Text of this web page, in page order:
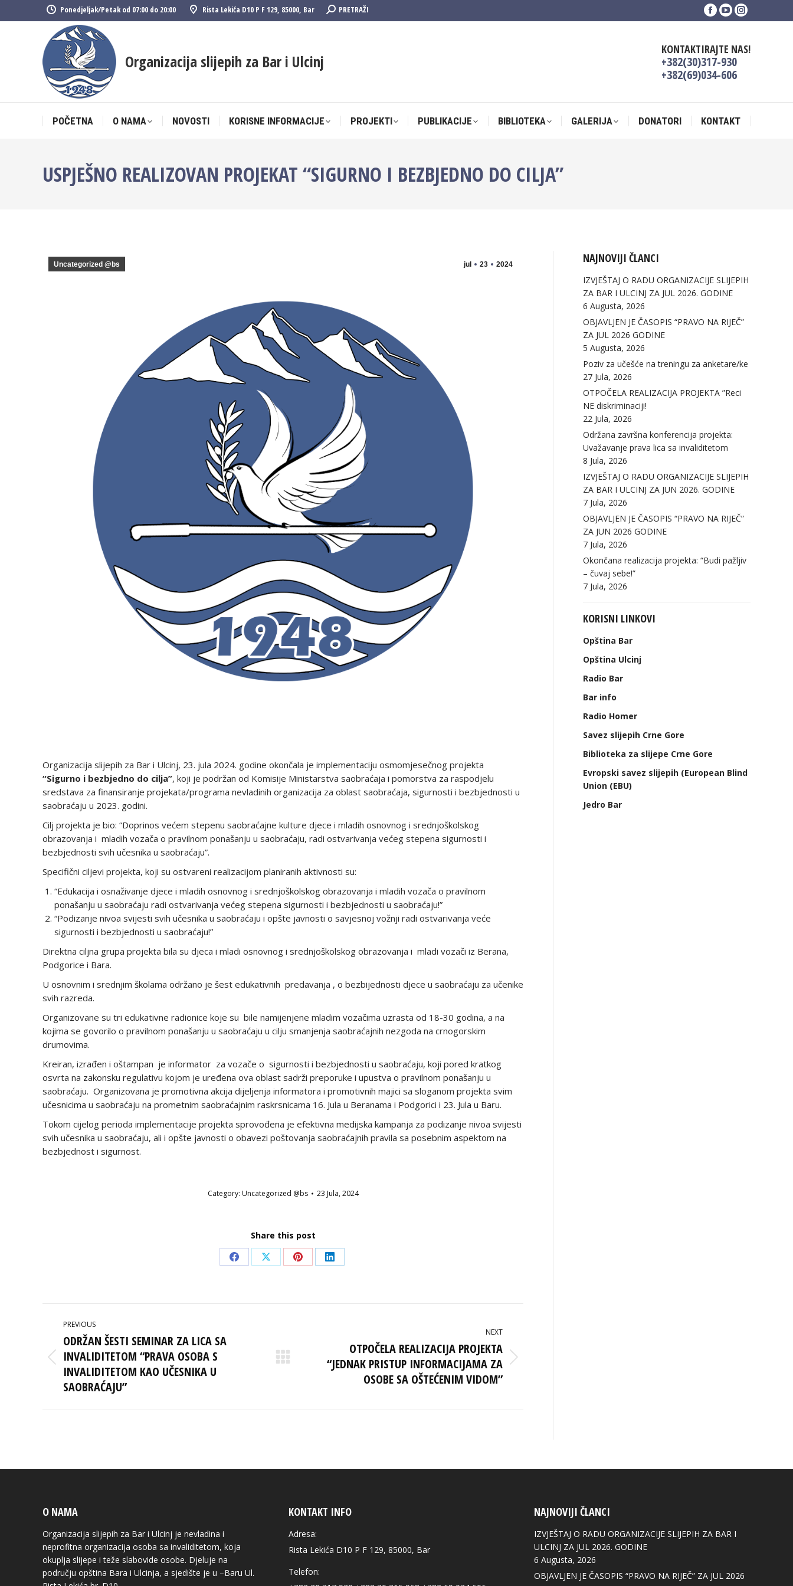
Ponedjeljak/Petak od 07:00 do 20:00 Rista Lekića D10 P F 129, 85000, Bar Search:PRETRAŽI
Facebook
in
new
window
YouTube
in
new
window
Instagram
in
Organizacija slijepih za Bar i Ulcinj
KONTAKTIRAJTE NAS!
+382(30)317-930
+382(69)034-606
POČETNA O NAMA NOVOSTI KORISNE INFORMACIJE PROJEKTI PUBLIKACIJE BIBLIOTEKA GALERIJA DONATORI KONTAKT
USPJEŠNO REALIZOVAN PROJEKAT “SIGURNO I BEZBJEDNO DO CILJA”
jul 23 2024
Uncategorized @bs
Organizacija slijepih za Bar i Ulcinj, 23. jula 2024. godine okončala je implementaciju osmomjesečnog projekta
“Sigurno i bezbjedno do cilja”, koji je podržan od Komisije Ministarstva saobraćaja i pomorstva za raspodjelu
sredstava za finansiranje projekata/programa nevladinih organizacija za oblast saobraćaja, sigurnosti i bezbjednosti u
saobraćaju u 2023. godini.
Cilj projekta je bio: “Doprinos većem stepenu saobraćajne kulture djece i mladih osnovnog i srednjoškolskog
obrazovanja i mladih vozača o pravilnom ponašanju u saobraćaju, radi ostvarivanja većeg stepena sigurnosti i
bezbjednosti svih učesnika u saobraćaju”.
Specifični ciljevi projekta, koji su ostvareni realizacijom planiranih aktivnosti su:
“Edukacija i osnaživanje djece i mladih osnovnog i srednjoškolskog obrazovanja i mladih vozača o pravilnom
ponašanju u saobraćaju radi ostvarivanja većeg stepena sigurnosti i bezbjednosti u saobraćaju!”
“Podizanje nivoa svijesti svih učesnika u saobraćaju i opšte javnosti o savjesnoj vožnji radi ostvarivanja veće
sigurnosti i bezbjednosti u saobraćaju!”
Direktna ciljna grupa projekta bila su djeca i mladi osnovnog i srednjoškolskog obrazovanja i mladi vozači iz Berana,
Podgorice i Bara.
U osnovnim i srednjim školama održano je šest edukativnih predavanja , o bezbijednosti djece u saobraćaju za učenike
svih razreda.
Organizovane su tri edukativne radionice koje su bile namijenjene mladim vozačima uzrasta od 18-30 godina, a na
kojima se govorilo o pravilnom ponašanju u saobraćaju u cilju smanjenja saobraćajnih nezgoda na crnogorskim
drumovima.
Kreiran, izrađen i oštampan je informator za vozače o sigurnosti i bezbjednosti u saobraćaju, koji pored kratkog
osvrta na zakonsku regulativu kojom je uređena ova oblast sadrži preporuke i upustva o pravilnom ponašanju u
saobraćaju. Organizovana je promotivna akcija dijeljenja informatora i promotivnih majici sa sloganom projekta svim
učesnicima u saobraćaju na prometnim saobraćajnim raskrsnicama 16. Jula u Beranama i Podgorici i 23. Jula u Baru.
Tokom cijelog perioda implementacije projekta sprovođena je efektivna medijska kampanja za podizanje nivoa svijesti
svih učesnika u saobraćaju, ali i opšte javnosti o obavezi poštovanja saobraćajnih pravila sa posebnim aspektom na
bezbjednost i sigurnost.
Category: Uncategorized @bs 23 Jula, 2024
Share this post
Share
Facebook
Share
X
Share
Pinterest
Share
LinkedIn
POST
NAVIGATION
PREVIOUS
Previous
post:
ODRŽAN ŠESTI SEMINAR ZA LICA SA
INVALIDITETOM “PRAVA OSOBA S
INVALIDITETOM KAO UČESNIKA U
SAOBRAĆAJU”
NEXT
Next
OTPOČELA REALIZACIJA PROJEKTA
“JEDNAK PRISTUP INFORMACIJAMA ZA
OSOBE SA OŠTEĆENIM VIDOM”
NAJNOVIJI ČLANCI
IZVJEŠTAJ O RADU ORGANIZACIJE SLIJEPIH
ZA BAR I ULCINJ ZA JUL 2026. GODINE
6 Augusta, 2026
OBJAVLJEN JE ČASOPIS “PRAVO NA RIJEČ”
ZA JUL 2026 GODINE
5 Augusta, 2026
Poziv za učešće na treningu za anketare/ke
27 Jula, 2026
OTPOČELA REALIZACIJA PROJEKTA ”Reci
NE diskriminaciji!
22 Jula, 2026
Održana završna konferencija projekta:
Uvažavanje prava lica sa invaliditetom
8 Jula, 2026
IZVJEŠTAJ O RADU ORGANIZACIJE SLIJEPIH
ZA BAR I ULCINJ ZA JUN 2026. GODINE
7 Jula, 2026
OBJAVLJEN JE ČASOPIS “PRAVO NA RIJEČ”
ZA JUN 2026 GODINE
7 Jula, 2026
Okončana realizacija projekta: “Budi pažljiv
– čuvaj sebe!”
7 Jula, 2026
KORISNI LINKOVI
Opština Bar
Opština Ulcinj
Radio Bar
Bar info
Radio Homer
Savez slijepih Crne Gore
Biblioteka za slijepe Crne Gore
Evropski savez slijepih (European Blind
Union (EBU)
Jedro Bar
O NAMA
Organizacija slijepih za Bar i Ulcinj je nevladina i
neprofitna organizacija osoba sa invaliditetom, koja
okuplja slijepe i teže slabovide osobe. Djeluje na
području opština Bara i Ulcinja, a sjedište je u –Baru Ul.
KONTAKT INFO
Adresa:
Rista Lekića D10 P F 129, 85000, Bar
Telefon:
NAJNOVIJI ČLANCI
IZVJEŠTAJ O RADU ORGANIZACIJE SLIJEPIH ZA BAR I
ULCINJ ZA JUL 2026. GODINE
6 Augusta, 2026
OBJAVLJEN JE ČASOPIS “PRAVO NA RIJEČ” ZA JUL 2026
POČETNA O NAMA NOVOSTI KORISNE INFORMACIJE PROJEKTI PUBLIKACIJE BIBLIOTEKA GALERIJA DONATORI KONTAKT